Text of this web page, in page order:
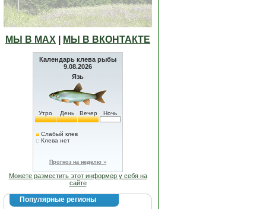
МЫ В МАХ МЫ В ВКОНТАКТЕ
Календарь клева рыбы
9.08.2026
Язь
Утро День Вечер Ночь
Слабый клев
Клева нет
Прогноз на неделю »
Можете разместить этот информер у себя на
сайте
Популярные регионы